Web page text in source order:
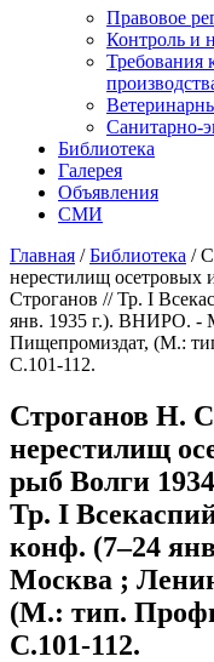
Правовое
Контроль и
Требования
Санитарно-
Библиотека
Галерея
Объявления
СМИ
Главная /Библиотека /
нерестилищ осетровых
Строганов // Тр. I
янв. 1935 г.). ВНИРО. -
Пищепромиздат, (М.:
С.101-112.
Строганов Н.
нерестилищ
рыб Волги
Тр. I
конф. (7–24
Москва ;
(М.: тип.
С.101-112.